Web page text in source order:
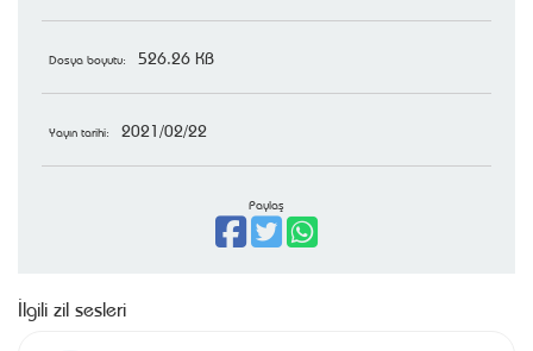
Dosya boyutu: 526.26 KB
Yayın tarihi: 2021/02/22
Paylaş
İlgili zil sesleri